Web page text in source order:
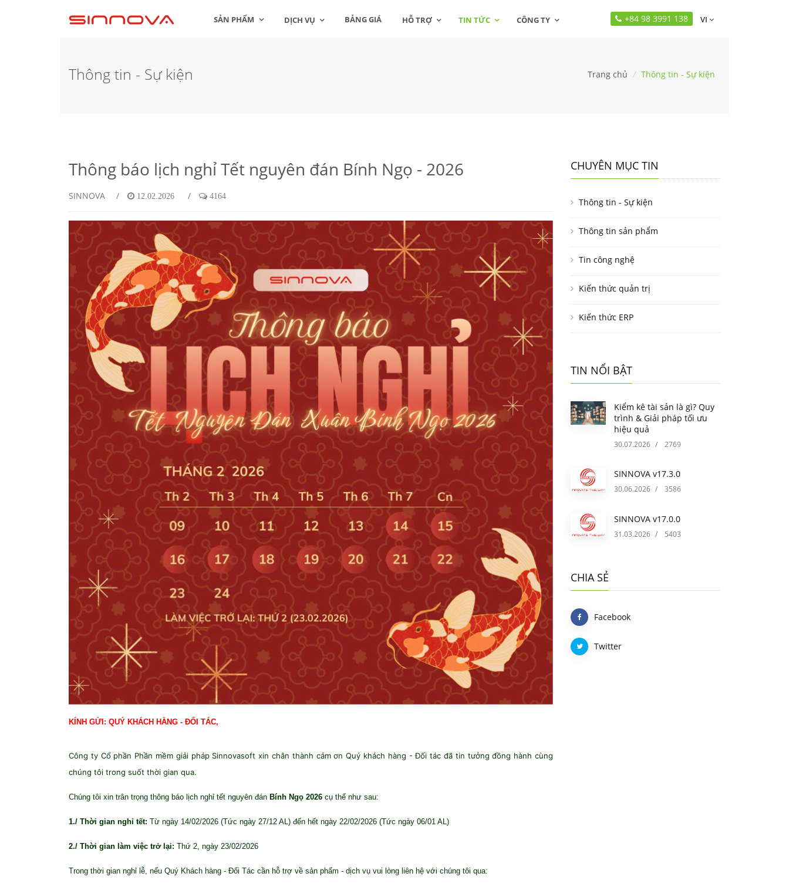
SẢN PHẨM DỊCH VỤ BẢNG GIÁ HỖ TRỢ TIN TỨC CÔNG TY +84 98 3991 138 VI
Thông tin - Sự kiện Trang chủ / Thông tin - Sự kiện
Thông báo lịch nghỉ Tết nguyên đán Bính Ngọ - 2026
SINNOVA / 12.02.2026 / 4164
KÍNH GỬI: QUÝ KHÁCH HÀNG - ĐỐI TÁC,
Công ty Cổ phần Phần mềm giải pháp Sinnovasoft xin chân thành cảm ơn Quý khách hàng - Đối tác đã tin tưởng đồng hành cùng
chúng tôi trong suốt thời gian qua.
Chúng tôi xin trân trọng thông báo lịch nghỉ tết nguyên đán Bính Ngọ 2026 cụ thể như sau:
1./ Thời gian nghỉ tết: Từ ngày 14/02/2026 (Tức ngày 27/12 AL) đến hết ngày 22/02/2026 (Tức ngày 06/01 AL)
2./ Thời gian làm việc trở lại: Thứ 2, ngày 23/02/2026
Trong thời gian nghỉ lễ, nếu Quý Khách hàng - Đối Tác cần hỗ trợ về sản phẩm - dịch vụ vui lòng liên hệ với chúng tôi qua:
CHUYÊN MỤC TIN
Thông tin - Sự kiện
Thông tin sản phẩm
Tin công nghệ
Kiến thức quản trị
Kiến thức ERP
TIN NỔI BẬT
Kiểm kê tài sản là gì? Quy
trình & Giải pháp tối ưu
hiệu quả
30.07.2026 / 2769
SINNOVA v17.3.0
30.06.2026 / 3586
SINNOVA v17.0.0
31.03.2026 / 5403
CHIA SẺ
Facebook
Twitter